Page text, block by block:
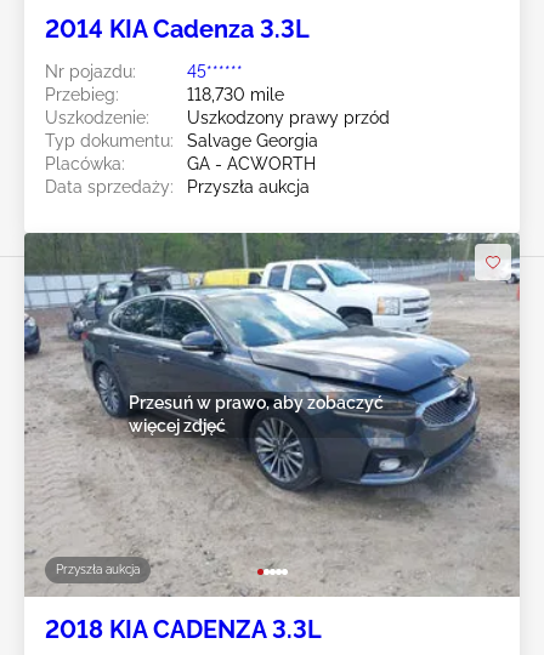
2014 KIA Cadenza 3.3L
Nr pojazdu:
45******
Przebieg:
118,730 mile
Uszkodzenie:
Uszkodzony prawy przód
Typ dokumentu:
Salvage Georgia
Placówka:
GA - ACWORTH
Data sprzedaży:
Przyszła aukcja
Przyszła aukcja
Przesuń w prawo, aby zobaczyć
więcej zdjęć
2018 KIA CADENZA 3.3L